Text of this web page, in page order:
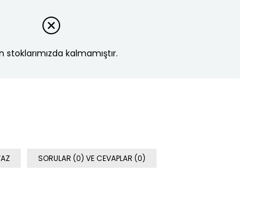
stoklarımızda kalmamıştır.
SORULAR (0) VE CEVAPLAR (0)